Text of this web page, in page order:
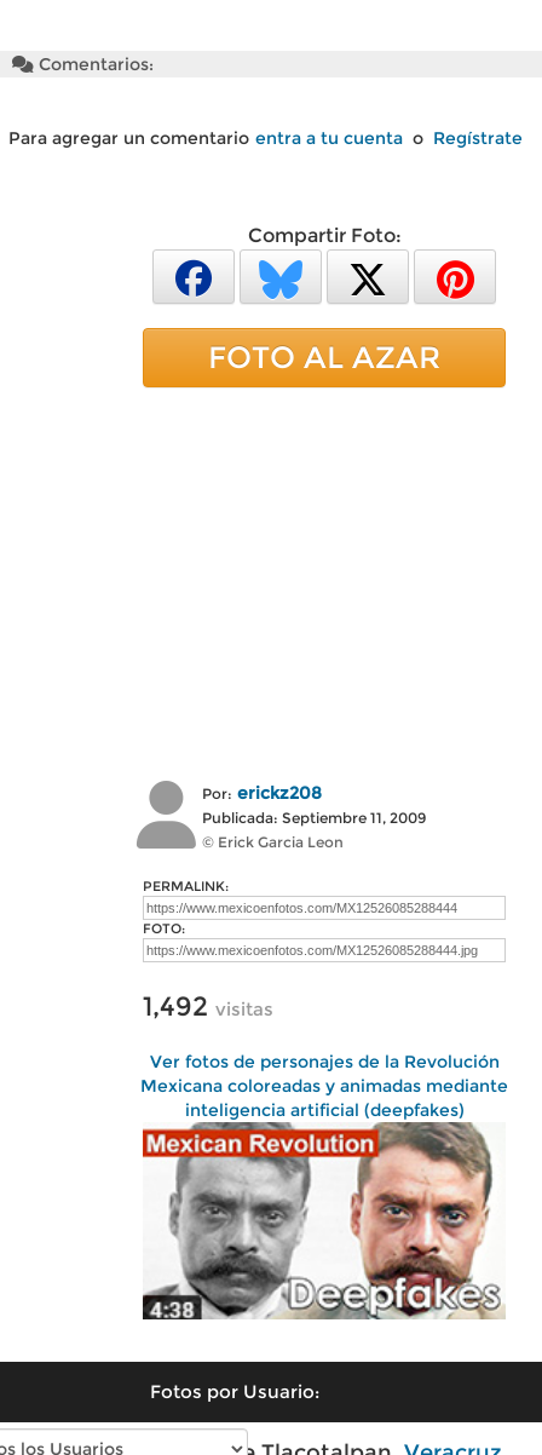
Comentarios:
Para agregar un comentario entra a tu cuenta o Regístrate
Compartir Foto:
FOTO AL AZAR
Por: erickz208
Publicada: Septiembre 11, 2009
© Erick Garcia Leon
PERMALINK:
FOTO:
1,492 visitas
Ver fotos de personajes de la Revolución
Mexicana coloreadas y animadas mediante
inteligencia artificial (deepfakes)
Fotos por Usuario: